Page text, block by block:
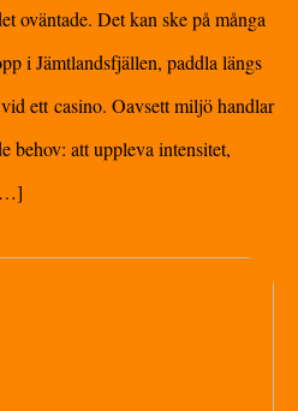
oväntade. Det kan ske på många
i Jämtlandsfjällen, paddla längs
ett casino. Oavsett miljö handlar
behov: att uppleva intensitet,